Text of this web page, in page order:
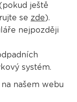
ještě
se zde).
nejpozději
systém.
našem webu